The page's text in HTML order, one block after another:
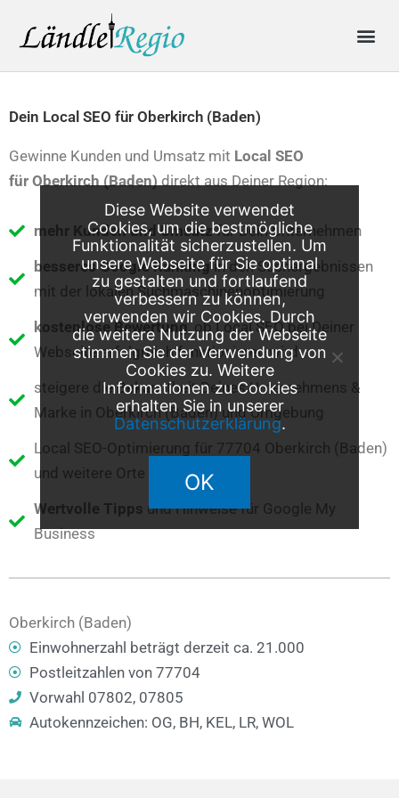
Dein Local SEO für Oberkirch (Baden)
Gewinne Kunden und Umsatz mit Local SEO
für Oberkirch (Baden) direkt aus Deiner Region:
mehr Kunden und Umsatzfür Dein Unternehmen
besseres Google Rankingin den Suchergebnissen
mit der lokalen Suchmaschinenoptimierung
kostenlose Bewertung, ob Local SEO bei Deiner
Webseite erfolgreich funktionieren wird
steigere die Bekanntheit Deines Unternehmens &
Marke in Oberkirch (Baden) und Umgebung
Local SEO-Optimierung für 77704 Oberkirch (Baden)
und weitere Orte im Umkreis
Wertvolle Tipps und Hinweise für Google My
Business
Oberkirch (Baden)
Einwohnerzahl beträgt derzeit ca. 21.000
Postleitzahlen von 77704
Vorwahl 07802, 07805
Autokennzeichen: OG, BH, KEL, LR, WOL
Diese Website verwendet
Cookies, um die bestmögliche
Funktionalität sicherzustellen. Um
unsere Webseite für Sie optimal
zu gestalten und fortlaufend
verbessern zu können,
verwenden wir Cookies. Durch
die weitere Nutzung der Webseite
stimmen Sie der Verwendung von
Cookies zu. Weitere
Informationen zu Cookies
erhalten Sie in unserer
Datenschutzerklärung.
OK